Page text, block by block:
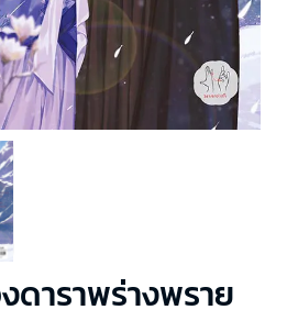
ดาราพร่างพราย